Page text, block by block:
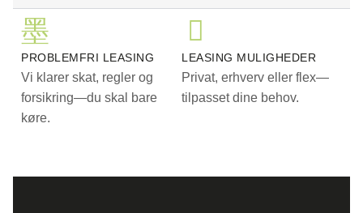
PROBLEMFRI LEASING
Vi klarer skat, regler og
forsikring—du skal bare
køre.
LEASING MULIGHEDER
Privat, erhverv eller flex—
tilpasset dine behov.